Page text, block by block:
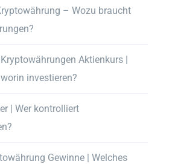
– Wozu braucht
Aktienkurs |
investieren?
| Wer kontrolliert
Gewinne | Welches